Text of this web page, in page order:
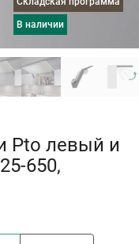
в наличии
Pto левый и
650,